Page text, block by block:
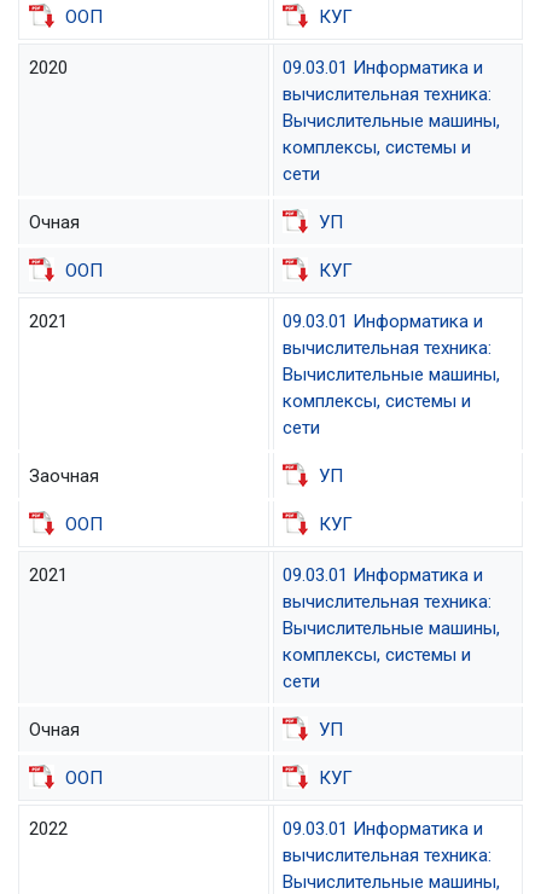
ООП КУГ
2020
09.03.01 Информатика и
вычислительная техника:
Вычислительные машины,
комплексы, системы и
сети
Очная УП
ООП КУГ
2021
09.03.01 Информатика и
вычислительная техника:
Вычислительные машины,
комплексы, системы и
сети
Заочная УП
ООП КУГ
2021
09.03.01 Информатика и
вычислительная техника:
Вычислительные машины,
комплексы, системы и
сети
Очная УП
ООП КУГ
2022
09.03.01 Информатика и
вычислительная техника:
Вычислительные машины,